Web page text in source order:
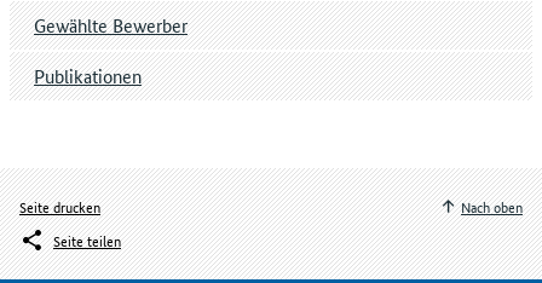
Gewählte Bewerber
Publikationen
Seite drucken
Seite teilen
Nach oben